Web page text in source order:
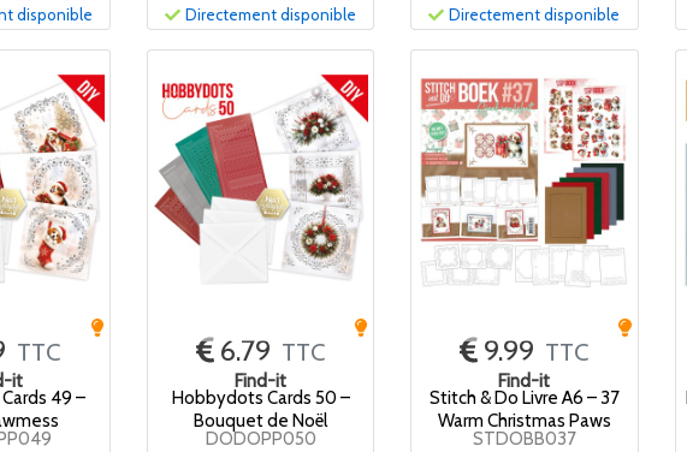
disponible Directement disponible Directement disponible
TTC
it
49 –
6.79 TTC
Find-it
Hobbydots Cards 50 –
Bouquet de Noël
DODOPP050
9.99 TTC
Find-it
Stitch & Do Livre A6 – 37
Warm Christmas Paws
STDOBB037